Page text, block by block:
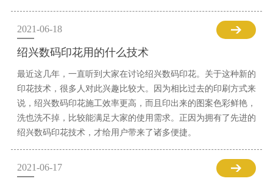
2021-06-18
绍兴数码印花用的什么技术
最近这几年，一直听到大家在讨论绍兴数码印花。关于这种新的
印花技术，很多人对此兴趣比较大。因为相比过去的印刷方式来
说，绍兴数码印花施工效率更高，而且印出来的图案色彩鲜艳，
洗也洗不掉，比较能满足大家的使用需求。正因为拥有了先进的
绍兴数码印花技术，才给用户带来了诸多便捷。
2021-06-17